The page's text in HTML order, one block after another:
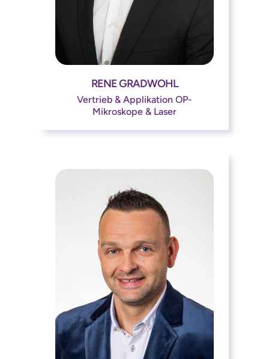

RENE GRADWOHL
Vertrieb & Applikation OP-
Mikroskope & Laser